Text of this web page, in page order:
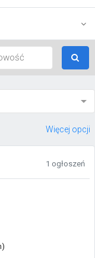
Więcej opcji
1 ogłoszeń